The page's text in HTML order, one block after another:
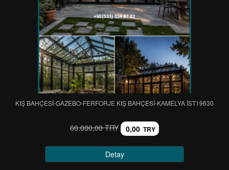
KIŞ BAHÇESİ-GAZEBO-FERFORJE KIŞ BAHÇESİ-KAMELYA IST19630
60.000,00 TRY 0,00 TRY
Detay